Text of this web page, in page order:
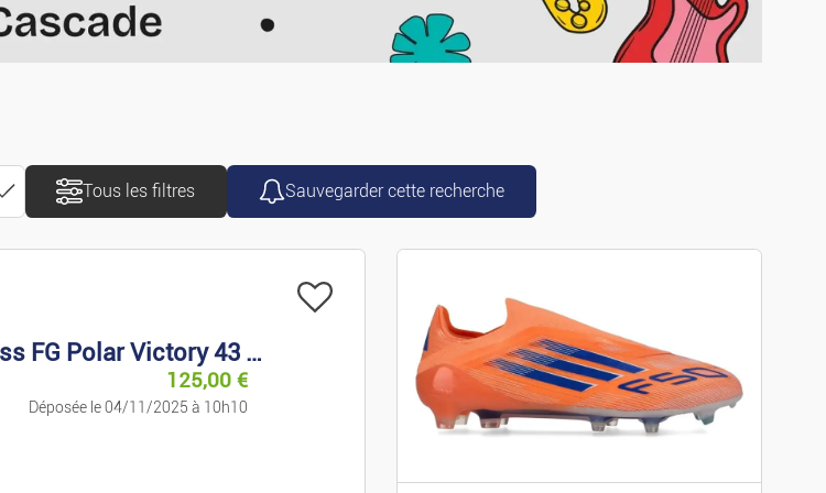
Motos/scooters
Accessoires/pièces
Vélos
Tous les filtres Sauvegarder cette recherche
adidas F50 Elite Laceless FG Polar Victory 43 1/3
125,00 €
Déposée le 04/11/2025 à 10h10